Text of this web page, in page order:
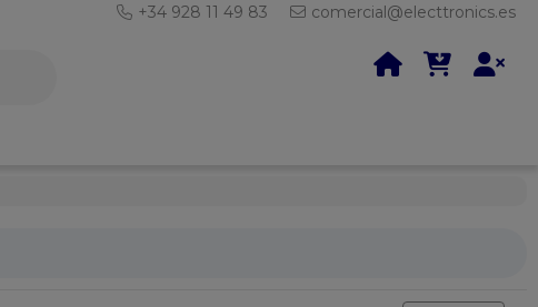
+34 928 11 49 83 comercial@electtronics.es